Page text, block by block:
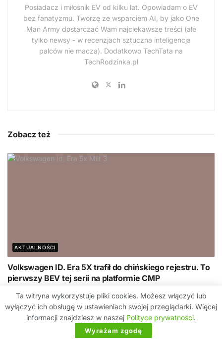
Posiadacz i miłośnik EV od kilku lat. Opowiadam o EV
bez fanatyzmu. Tworzę ze wsparciem AI, by jako One
Man Army dostarczać Wam najciekawsze treści (ale
tylko newsy - w recenzjach sztuczna inteligencja
palców nie macza). Dodatkowo TechTata na
TechRodzinka.pl
Zobacz też
AKTUALNOŚCI
Volkswagen ID. Era 5X trafił do chińskiego rejestru. To
pierwszy BEV tej serii na platformie CMP
Ta witryna wykorzystuje pliki cookies. Możesz włączyć lub
wyłączyć ich obsługę w ustawieniach swojej przeglądarki. Więcej
informacji znajdziesz w naszej Polityce prywatności.
Wyrażam zgodę